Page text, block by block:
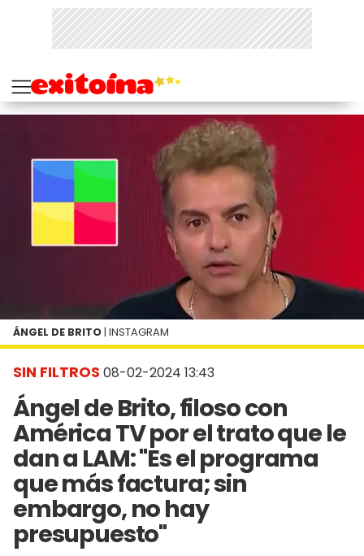
SIN FILTROS 08-02-2024 13:43
Ángel de Brito, filoso con
América TV por el trato que le
dan a LAM: "Es el programa
que más factura; sin
embargo, no hay
presupuesto"
ÁNGEL DE BRITO | INSTAGRAM